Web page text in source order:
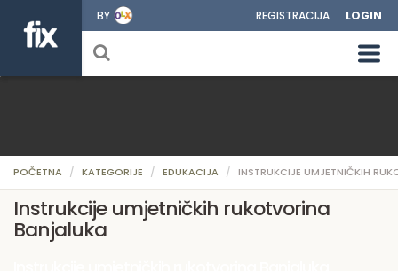
BY REGISTRACIJA LOGIN
POČETNA KATEGORIJE EDUKACIJA INSTRUKCIJE UMJETNIČKIH
Instrukcije umjetničkih rukotvorina
Banjaluka